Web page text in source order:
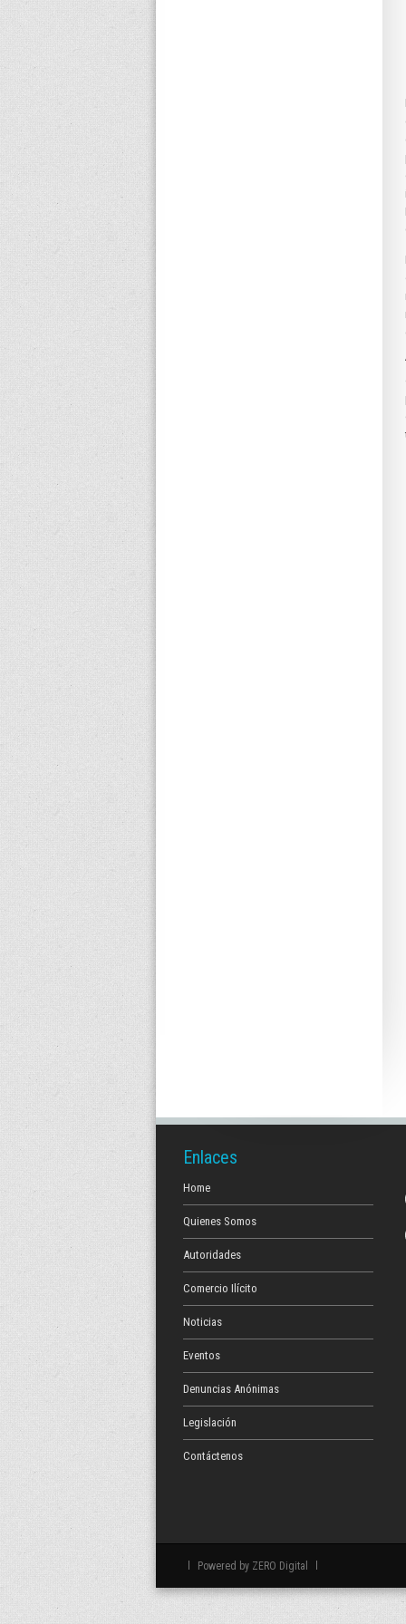
Enlaces
Home
Quienes Somos
Autoridades
Comercio Ilícito
Noticias
Eventos
Denuncias Anónimas
Legislación
Contáctenos
Powered by ZERO Digital